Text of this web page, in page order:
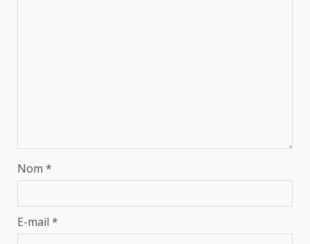
Nom *
E-mail *